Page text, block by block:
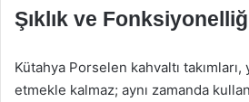
Şıklık ve
Kütahya Porselen kahvaltı
etmekle kalmaz; aynı zamanda